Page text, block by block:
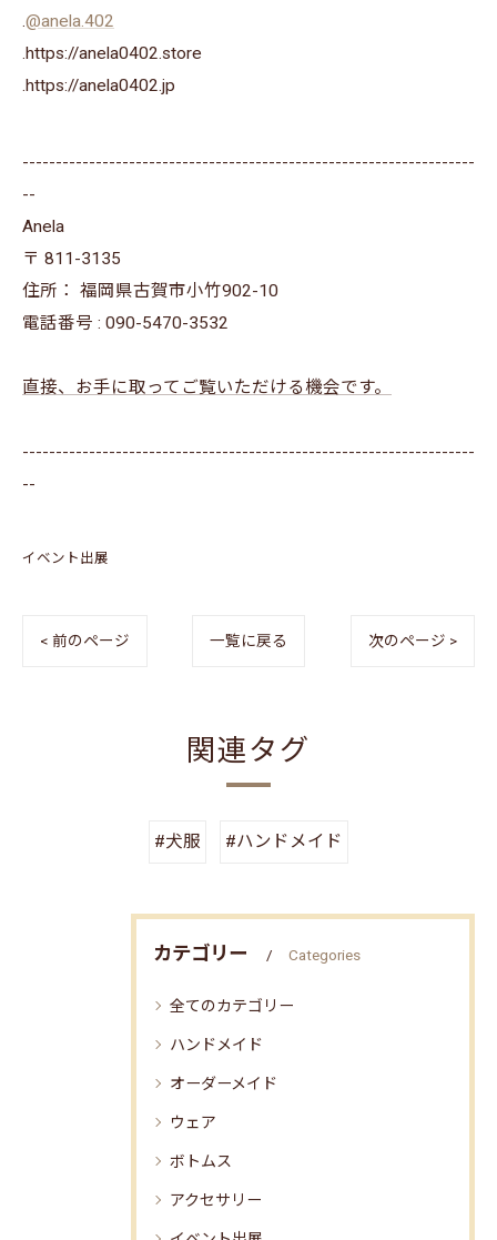
.@anela.402
.https://anela0402.store
⁡.https://anela0402.jp⁡⁡
--------------------------------------------------------------------
--
Anela
〒 811-3135
住所： 福岡県古賀市小竹902-10
電話番号 : 090-5470-3532
直接、お手に取ってご覧いただける機会です。
--------------------------------------------------------------------
--
イベント出展
< 前のページ 一覧に戻る 次のページ >
関連タグ
#犬服 #ハンドメイド
カテゴリー Categories
全てのカテゴリー
ハンドメイド
オーダーメイド
ウェア
ボトムス
アクセサリー